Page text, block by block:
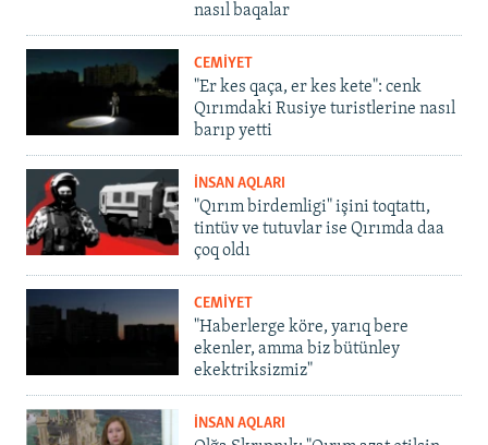
nasıl baqalar
CEMİYET
"Er kes qaça, er kes kete": cenk
Qırımdaki Rusiye turistlerine nasıl
barıp yetti
İNSAN AQLARI
"Qırım birdemligi" işini toqtattı,
tintüv ve tutuvlar ise Qırımda daa
çoq oldı
CEMİYET
"Haberlerge köre, yarıq bere
ekenler, amma biz bütünley
ekektriksizmiz"
İNSAN AQLARI